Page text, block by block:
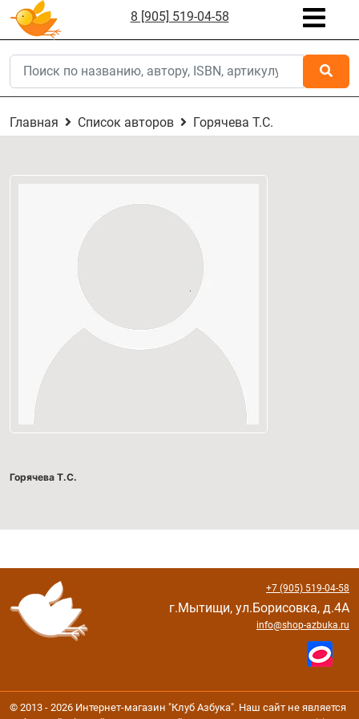
8 [905] 519-04-58
Главная Список авторов Горячева Т.С.
Горячева Т.С.
+7 (905) 519-04-58
г.Мытищи, ул.Борисовка, д.4А
info@shop-azbuka.ru
© 2013 - 2026 Интернет-магазин "Клуб Азбука". Наш сайт не является